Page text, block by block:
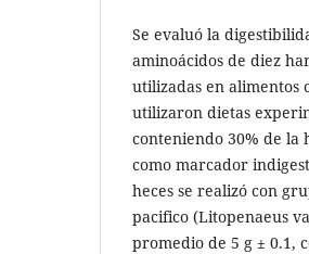
Se evaluó la
aminoácidos de diez
utilizadas en alimentos
utilizaron dietas
conteniendo 30% de la
como marcador
heces se realizó con
pacifico (Litopenaeus
promedio de 5 g ± 0.1,